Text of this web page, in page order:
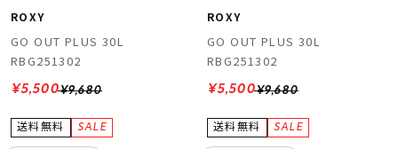
ROXY
GO OUT PLUS 30L
RBG251302
¥9,680
¥5,500
ROXY
GO OUT PLUS 30L
RBG251302
¥9,680
¥5,500